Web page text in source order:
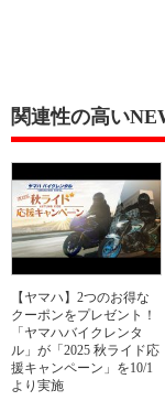
関連性の高い
【ヤマハ】2つのお得な
クーポンをプレゼント！
「ヤマハバイクレンタ
ル」が「2025 秋ライド応
援キャンペーン」を10/1
より実施